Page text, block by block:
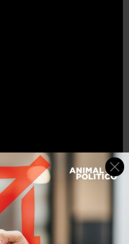
of Jurassic Pet